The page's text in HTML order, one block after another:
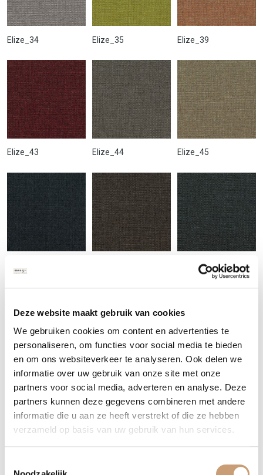
Deze website maakt gebruik van cookies
We gebruiken cookies om content en advertenties te
personaliseren, om functies voor social media te bieden
en om ons websiteverkeer te analyseren. Ook delen we
informatie over uw gebruik van onze site met onze
partners voor social media, adverteren en analyse. Deze
partners kunnen deze gegevens combineren met andere
informatie die u aan ze heeft verstrekt of die ze hebben
verzameld op basis van uw gebruik van hun services.
Elize_34 Elize_35 Elize_39
Elize_43 Elize_44 Elize_45
Elize_56
Elize_57 Elize_64 Elize_69